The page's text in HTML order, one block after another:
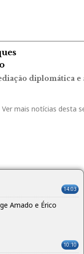
diplomática
Ver mais notícias desta
14:03
Amado e Érico
10:10